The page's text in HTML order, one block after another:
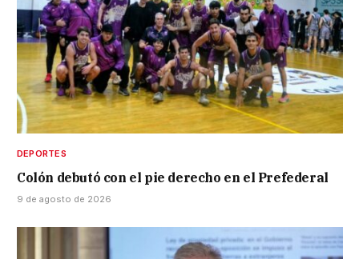
DEPORTES
Colón debutó con el pie derecho en el Prefederal
9 de agosto de 2026